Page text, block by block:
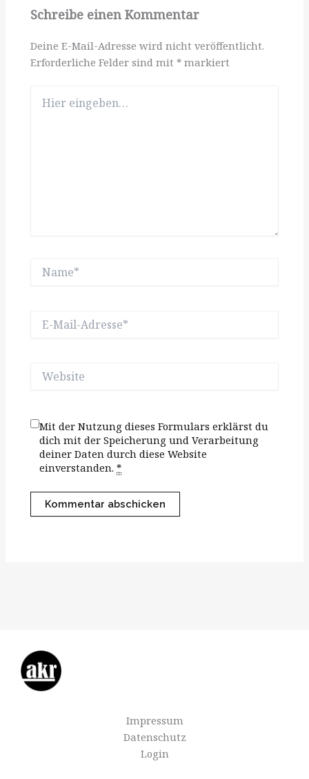
Schreibe einen Kommentar
Deine E-Mail-Adresse wird nicht veröffentlicht.
Erforderliche Felder sind mit * markiert
eingeben…
Mail-
Website
Mit der Nutzung dieses Formulars erklärst du
dich mit der Speicherung und Verarbeitung
deiner Daten durch diese Website
einverstanden.*
Impressum
Datenschutz
Login